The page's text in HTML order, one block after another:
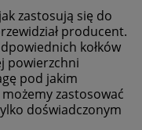
zastosują się do
producent.
kołków
powierzchni
pod jakim
zastosować
doświadczonym